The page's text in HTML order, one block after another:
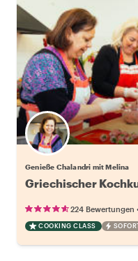
Genieße Chalandri mit Melina
Griechischer
224 Bewertungen
COOKING CLASS